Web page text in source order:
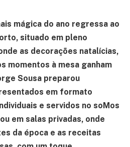
mágica do ano regressa ao
situado em pleno
as decorações natalícias,
momentos à mesa ganham
Sousa preparou
em formato
e servidos no soMos
em salas privadas, onde
da época e as receitas